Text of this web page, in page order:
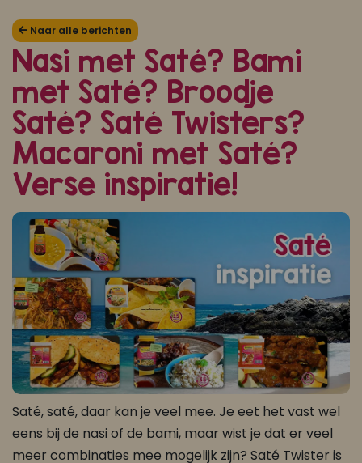
Koop ons bestseller kookboek
Of klik hierom je aan te melden voor Mijn Kookboek.
Naar alle berichten
Nasi met Saté? Bami
met Saté? Broodje
Saté? Saté Twisters?
Macaroni met Saté?
Verse inspiratie!
Saté, saté, daar kan je veel mee. Je eet het vast wel
eens bij de nasi of de bami, maar wist je dat er veel
meer combinaties mee mogelijk zijn? Saté Twister is